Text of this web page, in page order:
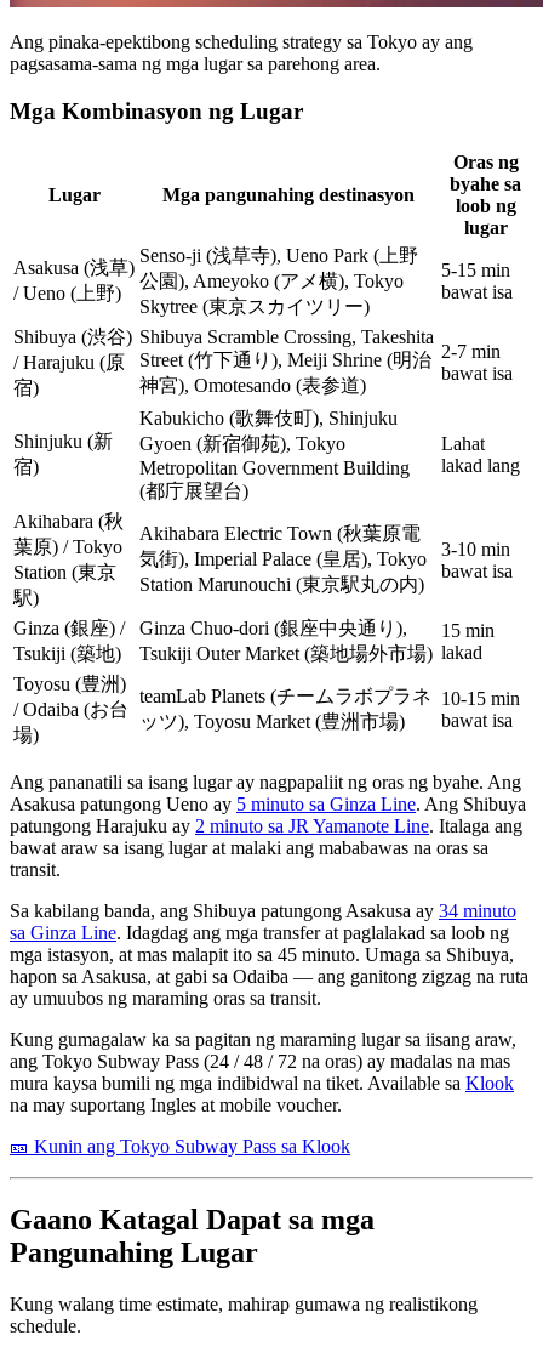
Ang pinaka-epektibong scheduling strategy sa Tokyo ay ang
pagsasama-sama ng mga lugar sa parehong area.
Mga Kombinasyon ng Lugar
Lugar Mga pangunahing destinasyon
Oras ng
byahe sa
loob ng
lugar
Asakusa (浅草)
/ Ueno (上野)
Senso-ji (浅草寺), Ueno Park (上野
公園), Ameyoko (アメ横), Tokyo
Skytree (東京スカイツリー)
5-15 min
bawat isa
Shibuya (渋谷)
/ Harajuku (原
宿)
Shibuya Scramble Crossing, Takeshita
Street (竹下通り), Meiji Shrine (明治
神宮), Omotesando (表参道)
2-7 min
bawat isa
Shinjuku (新
宿)
Kabukicho (歌舞伎町), Shinjuku
Gyoen (新宿御苑), Tokyo
Metropolitan Government Building
(都庁展望台)
Lahat
lakad lang
Akihabara (秋
葉原) / Tokyo
Station (東京
駅)
Akihabara Electric Town (秋葉原電
気街), Imperial Palace (皇居), Tokyo
Station Marunouchi (東京駅丸の内)
3-10 min
bawat isa
Ginza (銀座) /
Tsukiji (築地)
Ginza Chuo-dori (銀座中央通り),
Tsukiji Outer Market (築地場外市場)
15 min
lakad
Toyosu (豊洲)
/ Odaiba (お台
場)
teamLab Planets (チームラボプラネ
ッツ), Toyosu Market (豊洲市場)
10-15 min
bawat isa
Ang pananatili sa isang lugar ay nagpapaliit ng oras ng byahe. Ang
Asakusa patungong Ueno ay 5 minuto sa Ginza Line. Ang Shibuya
patungong Harajuku ay 2 minuto sa JR Yamanote Line. Italaga ang
bawat araw sa isang lugar at malaki ang mababawas na oras sa
transit.
Sa kabilang banda, ang Shibuya patungong Asakusa ay 34 minuto
sa Ginza Line. Idagdag ang mga transfer at paglalakad sa loob ng
mga istasyon, at mas malapit ito sa 45 minuto. Umaga sa Shibuya,
hapon sa Asakusa, at gabi sa Odaiba — ang ganitong zigzag na ruta
ay umuubos ng maraming oras sa transit.
Kung gumagalaw ka sa pagitan ng maraming lugar sa iisang araw,
ang Tokyo Subway Pass (24 / 48 / 72 na oras) ay madalas na mas
mura kaysa bumili ng mga indibidwal na tiket. Available sa Klook
na may suportang Ingles at mobile voucher.
🎫 Kunin ang Tokyo Subway Pass sa Klook
Gaano Katagal Dapat sa mga
Pangunahing Lugar
Kung walang time estimate, mahirap gumawa ng realistikong
schedule.